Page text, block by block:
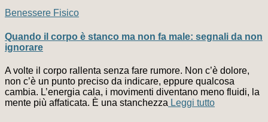
Benessere Fisico
Quando il corpo è stanco ma non fa male: segnali da non
ignorare
A volte il corpo rallenta senza fare rumore. Non c’è dolore,
non c’è un punto preciso da indicare, eppure qualcosa
cambia. L’energia cala, i movimenti diventano meno fluidi, la
mente più affaticata. È una stanchezza Leggi tutto